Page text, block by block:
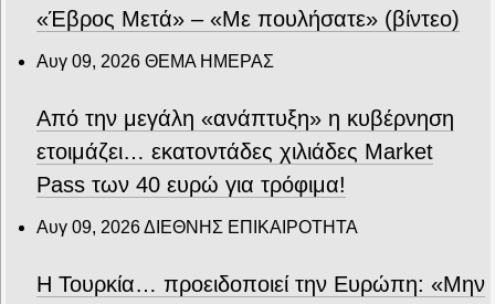
«Έβρος Μετά» – «Με πουλήσατε» (βίντεο)
Αυγ 09, 2026 ΘΕΜΑ ΗΜΕΡΑΣ
Από την μεγάλη «ανάπτυξη» η κυβέρνηση
ετοιμάζει… εκατοντάδες χιλιάδες Market
Pass των 40 ευρώ για τρόφιμα!
Αυγ 09, 2026ΔΙΕΘΝΗΣ ΕΠΙΚΑΙΡΟΤΗΤΑ
Η Τουρκία… προειδοποιεί την Ευρώπη: «Μην